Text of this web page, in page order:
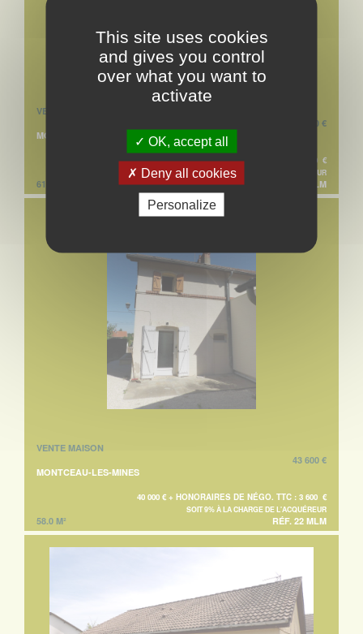
VENTE MAISON
58 600 €
MONTCEAU-LES-MINES
55 000 € + HONORAIRES DE NÉGO. TTC : 3 600 €
SOIT 6,55% À LA CHARGE DE L'ACQUÉREUR
61.0 M² RÉF. 3 MLM
VENTE MAISON
43 600 €
MONTCEAU-LES-MINES
40 000 € + HONORAIRES DE NÉGO. TTC : 3 600 €
SOIT 9% À LA CHARGE DE L'ACQUÉREUR
58.0 M² RÉF. 22 MLM
This site uses cookies
and gives you control
over what you want to
activate
OK, accept all
Deny all cookies
Personalize